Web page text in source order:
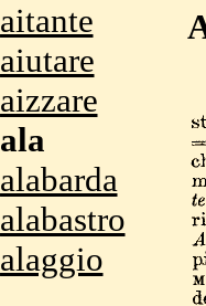
aitante
aiutare
aizzare
ala
alabarda
alabastro
alaggio